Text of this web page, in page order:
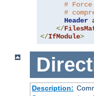
#
#
Header
</
</IfModule>
Description: